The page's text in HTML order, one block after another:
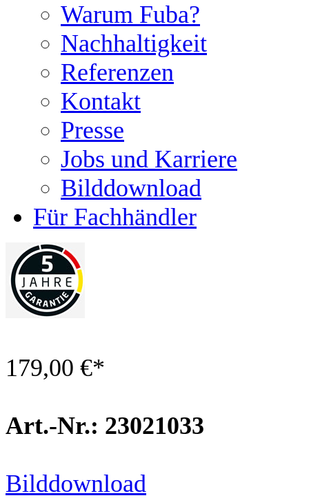
Warum Fuba?
Nachhaltigkeit
Referenzen
Kontakt
Presse
Jobs und Karriere
Bilddownload
Für Fachhändler
179,00 €*
Art.-Nr.: 23021033
Bilddownload